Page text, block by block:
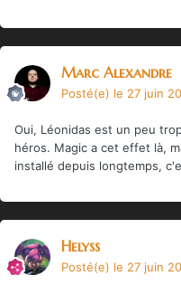
Marc Alexandre
Posté(e) le 27 juin
Oui, Léonidas est un peu
héros. Magic a cet effet là,
installé depuis longtemps,
Helyss
Posté(e) le 27 juin